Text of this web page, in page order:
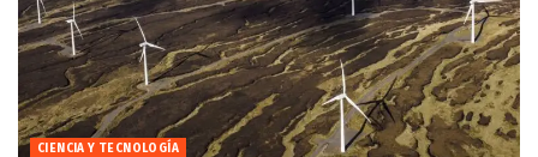
CIENCIA Y TECNOLOGÍA